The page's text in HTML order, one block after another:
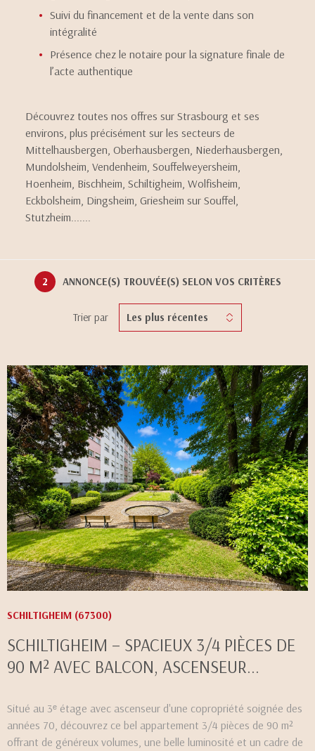
Suivi du financement et de la vente dans son
intégralité
Présence chez le notaire pour la signature finale de
l’acte authentique
Découvrez toutes nos offres sur Strasbourg et ses
environs, plus précisément sur les secteurs de
Mittelhausbergen, Oberhausbergen, Niederhausbergen,
Mundolsheim, Vendenheim, Souffelweyersheim,
Hoenheim, Bischheim, Schiltigheim, Wolfisheim,
Eckbolsheim, Dingsheim, Griesheim sur Souffel,
Stutzheim.......
2 ANNONCE(S) TROUVÉE(S) SELON VOS CRITÈRES
Trier par Les plus récentes
SCHILTIGHEIM (67300)
SCHILTIGHEIM – SPACIEUX 3/4 PIÈCES DE
90 M² AVEC BALCON, ASCENSEUR...
Situé au 3ᵉ étage avec ascenseur d'une copropriété soignée des
années 70, découvrez ce bel appartement 3/4 pièces de 90 m²
offrant de généreux volumes, une belle luminosité et un cadre de
VOIR LE BIEN